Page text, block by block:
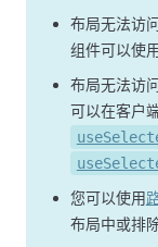
布局无法访
组件可以使
布局无法访
可以在客户
您可以使用
布局中或排